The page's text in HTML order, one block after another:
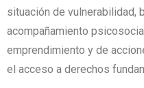
situación de vulnerabilidad,
acompañamiento
emprendimiento y de
el acceso a derechos